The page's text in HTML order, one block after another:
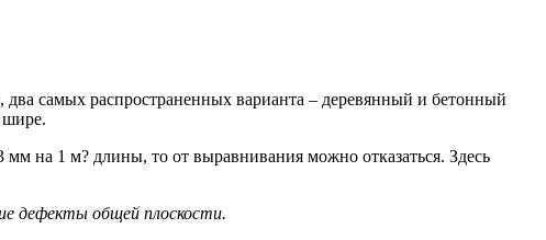
самых распространенных варианта – деревянный и бетонный
шире.
на 1 м? длины, то от выравнивания можно отказаться. Здесь
дефекты общей плоскости.